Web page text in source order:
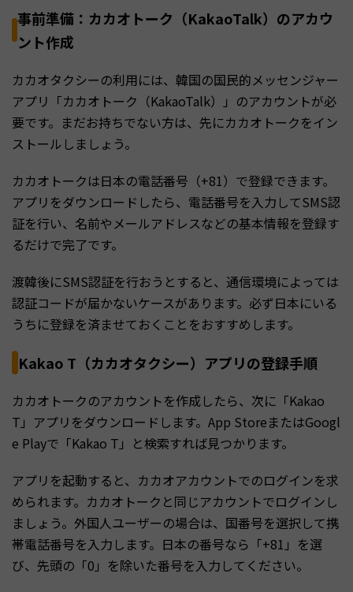
事前準備：カカオトーク（KakaoTalk）のアカウ
ント作成
カカオタクシーの利用には、韓国の国民的メッセンジャー
アプリ「カカオトーク（KakaoTalk）」のアカウントが必
要です。まだお持ちでない方は、先にカカオトークをイン
ストールしましょう。
カカオトークは日本の電話番号（+81）で登録できます。
アプリをダウンロードしたら、電話番号を入力してSMS認
証を行い、名前やメールアドレスなどの基本情報を登録す
るだけで完了です。
渡韓後にSMS認証を行おうとすると、通信環境によっては
認証コードが届かないケースがあります。必ず日本にいる
うちに登録を済ませておくことをおすすめします。
Kakao T（カカオタクシー）アプリの登録手順
カカオトークのアカウントを作成したら、次に「Kakao
T」アプリをダウンロードします。App StoreまたはGoogl
e Playで「Kakao T」と検索すれば見つかります。
アプリを起動すると、カカオアカウントでのログインを求
められます。カカオトークと同じアカウントでログインし
ましょう。外国人ユーザーの場合は、国番号を選択して携
帯電話番号を入力します。日本の番号なら「+81」を選
び、先頭の「0」を除いた番号を入力してください。